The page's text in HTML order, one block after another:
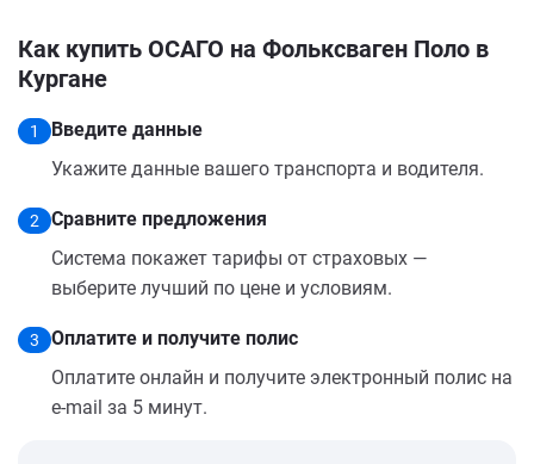
Как купить ОСАГО на Фольксваген Поло в
Кургане
1
Введите данные
Укажите данные вашего транспорта и водителя.
2
Сравните предложения
Система покажет тарифы от страховых —
выберите лучший по цене и условиям.
3
Оплатите и получите полис
Оплатите онлайн и получите электронный полис на
e-mail за 5 минут.